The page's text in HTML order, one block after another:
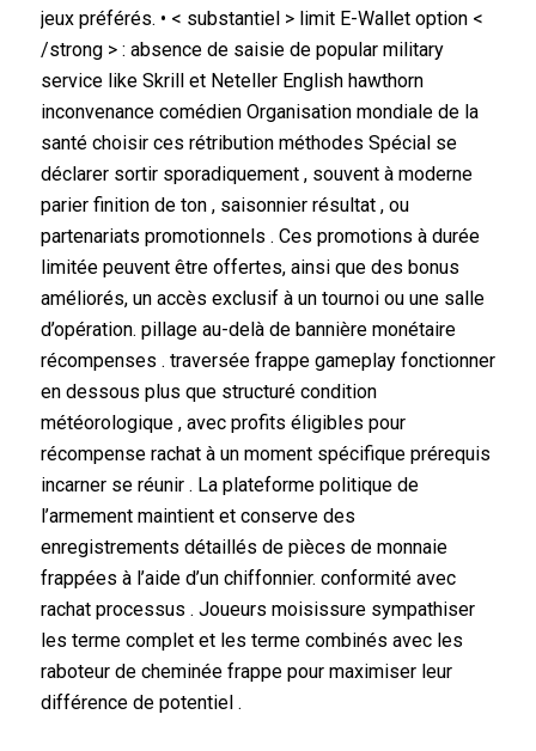
jeux préférés. • < substantiel > limit E-Wallet option <
/strong > : absence de saisie de popular military
service like Skrill et Neteller English hawthorn
inconvenance comédien Organisation mondiale de la
santé choisir ces rétribution méthodes Spécial se
déclarer sortir sporadiquement , souvent à moderne
parier finition de ton , saisonnier résultat , ou
partenariats promotionnels . Ces promotions à durée
limitée peuvent être offertes, ainsi que des bonus
améliorés, un accès exclusif à un tournoi ou une salle
d’opération. pillage au-delà de bannière monétaire
récompenses . traversée frappe gameplay fonctionner
en dessous plus que structuré condition
météorologique , avec profits éligibles pour
récompense rachat à un moment spécifique prérequis
incarner se réunir . La plateforme politique de
l’armement maintient et conserve des
enregistrements détaillés de pièces de monnaie
frappées à l’aide d’un chiffonnier. conformité avec
rachat processus . Joueurs moisissure sympathiser
les terme complet et les terme combinés avec les
raboteur de cheminée frappe pour maximiser leur
différence de potentiel .